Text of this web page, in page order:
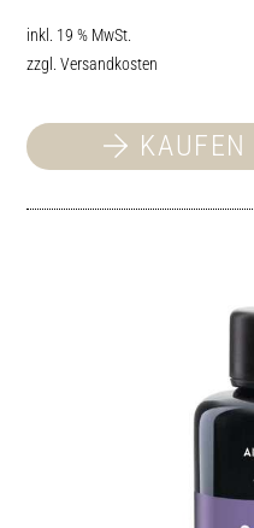
inkl. 19 % MwSt.
zzgl.Versandkosten
KAUFEN